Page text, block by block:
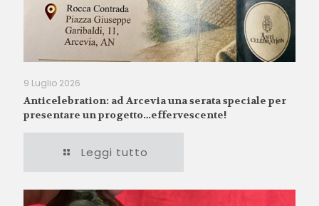
9 Luglio 2026
Anticelebration: ad Arcevia una serata speciale per
presentare un progetto…effervescente!
Leggi tutto